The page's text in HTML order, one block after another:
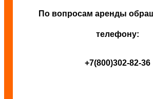
По вопросам аренды
телефону:
+7(800)302-82-36